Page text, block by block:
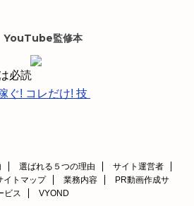
YouTube監修本
必読
ぐ! コレだけ! 技
選ばれる５つの理由
サイト運営者
イトマップ 業務内容
PR動画作成サ
ビス
VYOND